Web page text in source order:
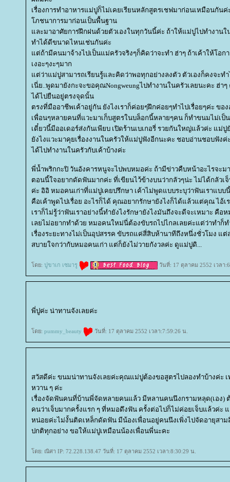
เรื่องการทำอาหารแม่ปูก็ไม่เคยเรียนหลักสูตรเชฟมาก่อนเหมือนกันค่
ภชนาการมาก่อนเป็นพื้นฐาน
ละมาอาศัยการฝึกฝนด้วยตัวเองในทุกวันนี้ค่ะ ถ้าให้แม่ปูไปทำงานใ
ทำได้ดีขนาดไหนเช่นกันค่ะ
ต่ถ้ามีคนมาจ้างไปเป็นแม่ครัวจริงๆก็คิดว่าจะทำ ฮ่าๆ ถ้าเค้าให้โอกา
เงอะๆงะๆมาก
ต่ว่าแม่ปูสามารถเรียนรู้และคิดว่าพอทุกอย่างลงตัว ตัวเองก็คงจะ
เนี่ย..พูดมายังกะจะขอคุณNongweungไปทำงานในครัวเลยนะคะ ฮ่า
ได้ไปยืนอยู่ตรงจุดนั้น
ตรงที่มืออาชีพเค้าอยู่กัน ยังไงเราก็ค่อยๆฝึกค่อยๆทำไปเรื่อยๆค่ะ ขอ
เพื่อนๆหลายคนที่แวะมาเก็บสูตรในบล็อกนี้หลายๆคน ก็ทำขนมไม่เป็
เดี๋ยวนี้มีออเดอร์ส่งกันเพียบ เปิดร้านเบเกอรี่ รวยกันใหญ่แล้วค่ะ แม่ปู
งไงแวะมาคุยเรื่องงานในครัวให้แม่ปูฟังอีกนะคะ ชอบอ่านชอบฟัง
ได้ไปทำงานในครัวกับเค้าบ้างค่ะ
พี่น้ำพริกกะปิ วันอังคารหนูจะไปพบหมอค่ะ ถ้ามีข่าวคืบหน้าอะไรจะม
ตอนนี้ใจอยากดัดฟันมากค่ะ ที่เขียนไว้ข้างบนว่ากลัวๆน่ะ ไม่ได้กลัวเ
ค่ะ อิอิ หมอคนเก่าที่แม่ปูเคยปรึกษา เค้าไม่พูดแบบระบุว่าฟันเราแบ
คือเค้าพูดไปเรื่อย อะไรก็ได้ คุณอยากรักษายังไงก็ได้แล้วแต่คุณ ไอ้
เราก็ไม่รู้ว่าฟันเราอย่างนี้ทำยังไงรักษายังไงมันถึงจะดีจะเหมาะ คือ
เลยไม่อยากทำด้วย หมอคนใหม่นี่ต้องขับรถไปไกลเลยค่ะแต่ว่าทำก็ท
เรื่องระยะทางไม่เป็นอุปสรรค ขับรถแค่สี่สิบห้านาทีถึงหนึ่งชั่วโมง แต่
สบายใจกว่ากับหมอคนเก่า แต่ก็ยังไม่วายกังวลค่ะ ดูแม่ปูดิ...
ดย: ปูขาเก เซมารู วันที่: 17 ตุลาคม 2552 เวลา
พี่ปูค่ะ น่าทานจังเลยค่ะ
ดย: pummy_beauty วันที่: 17 ตุลาคม 2552 เวลา:7:59:26 น.
สวัสดีค่ะ ขนมน่าทานจังเลยค่ะคุณแม่ปูต้องขอสูตรไปลองทำบ้างค่ะ
หวาน ๆ ค่ะ
เรื่องจัดฟันคนที่บ้านพี่จัดหลายคนแล้ว มีหลานคนนึงกรามหลุด(เอง)
คนว่าเจ็บมากครั้งแรก ๆ ที่หมอดึงฟัน ครั้งต่อไปก็ไม่ค่อยเจ็บแล้วค่ะ
หน่อยค่ะไม่งั้นติดเหล็กดัดฟัน มีน้องเพื่อนอยู่คนนึงเพิ่งไปจัดอายุสาม
ปกติทุกอย่าง ขอให้แม่ปูเหมือนน้องเพื่อนพี่นะคะ
ดย: ณิศา IP: 72.228.138.47 วันที่: 17 ตุลาคม 2552 เวลา:8:30:29 น.